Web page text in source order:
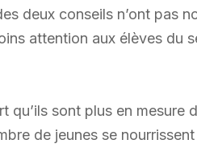
deux conseils n’ont pas
attention aux élèves du
qu’ils sont plus en mesure
de jeunes se